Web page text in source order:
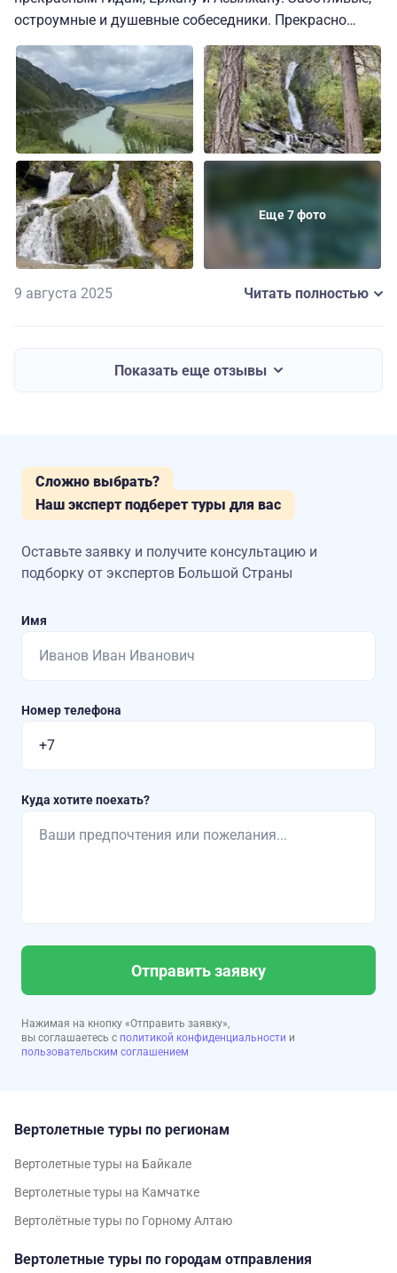
остроумные и душевные собеседники. Прекрасно
знающие местность, интересные рассказчики,
которые провели нас по заповедным местам этого
красивейшего региона России и просто влюбили в
этот удивительный и многоликий край. В который
теперь хочется возвращаться и возвращаться. Домой
вылетаем по настоящему отдохнувшими и полными
незабываемых впечатлений!
Еще 7 фото
9 августа 2025 Читать полностью
Показать еще отзывы
Сложно выбрать?
Наш эксперт подберет туры для вас
Оставьте заявку и получите консультацию и
подборку от экспертов Большой Страны
Имя
Номер телефона
Куда хотите поехать?
Отправить заявку
Нажимая на кнопку «Отправить заявку»,
вы соглашаетесь с политикой конфиденциальности и
пользовательским соглашением
Вертолетные туры по регионам
Вертолетные туры на Байкале
Вертолетные туры на Камчатке
Вертолётные туры по Горному Алтаю
Вертолетные туры по городам отправления